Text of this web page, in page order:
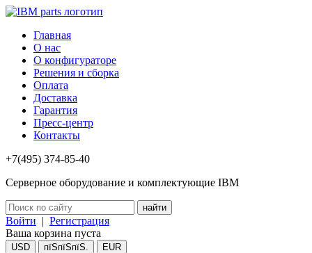
Главная
О нас
О конфигураторе
Решения и сборка
Оплата
Доставка
Гарантия
Пресс-центр
Контакты
+7(495) 374-85-40
Серверное оборудование и комплектующие IBM
Войти | Регистрация
Ваша корзина пуста
USD пїЅпїЅпїЅ. EUR